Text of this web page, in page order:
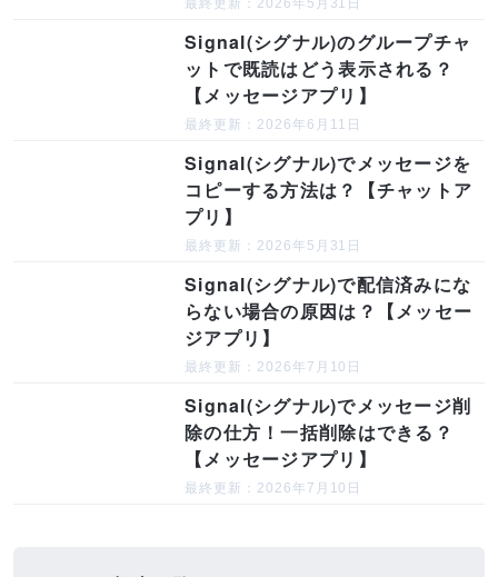
Signal(シグナル)のグループチャ
ットで既読はどう表示される？
【メッセージアプリ】
最終更新：2026年6月11日
Signal(シグナル)でメッセージを
コピーする方法は？【チャットア
プリ】
最終更新：2026年5月31日
Signal(シグナル)で配信済みにな
らない場合の原因は？【メッセー
ジアプリ】
最終更新：2026年7月10日
Signal(シグナル)でメッセージ削
除の仕方！一括削除はできる？
【メッセージアプリ】
最終更新：2026年7月10日